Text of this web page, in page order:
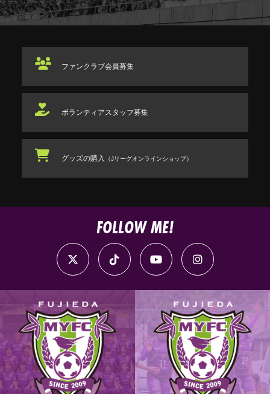
ファンクラブ会員募集
ボランティアスタッフ募集
グッズの購入 （Jリーグオンラインショップ）
FOLLOW ME!